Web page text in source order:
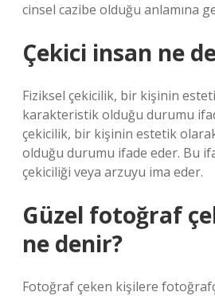
cinsel cazibe olduğu anlamına
Çekici insan ne
Fiziksel çekicilik, bir kişinin
karakteristik olduğu durumu
çekicilik, bir kişinin estetik
olduğu durumu ifade eder. Bu
çekiciliği veya arzuyu ima eder.
Güzel fotoğraf
ne denir?
Fotoğraf çeken kişilere